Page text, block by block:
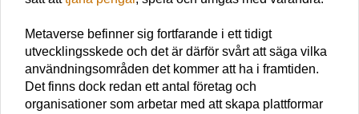
Metaverse befinner sig fortfarande i ett tidigt
utvecklingsskede och det är därför svårt att säga vilka
användningsområden det kommer att ha i framtiden.
Det finns dock redan ett antal företag och
organisationer som arbetar med att skapa plattformar